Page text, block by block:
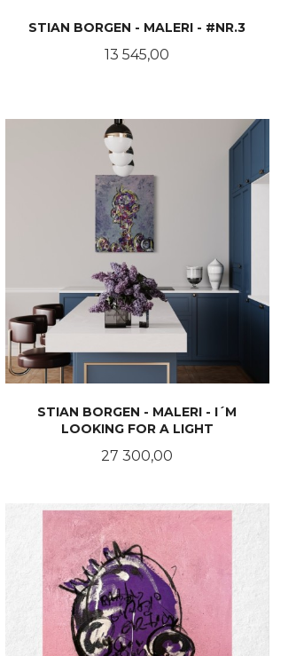
STIAN BORGEN - MALERI - #NR.3
Pris
13 545,00
STIAN BORGEN - MALERI - I´M
LOOKING FOR A LIGHT
Pris
27 300,00